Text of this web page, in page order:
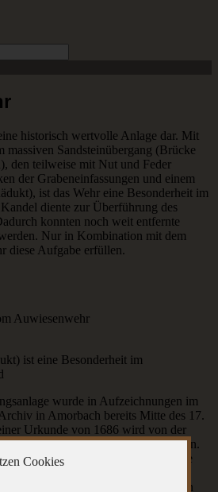
historisch wertvolle Anlage dar. Mit
massiven Sandsteinübergang (Brücke
den teilweise mit Nut und Feder
der Grabeneinfassungen und einem
ist das Wehr eine Besonderheit im
diente zur Überführung des
konnten noch weit entfernte
Nur in Kombination mit dem
diese Aufgabe erfüllen.
Auwiesenwehr
ist eine Besonderheit im
wurde in Aufzeichnungen im
in Amorbach bereits Mitte des 17.
Urkunde von 1686 wird von der
und der Fronhartsau geschrieben.
langen U-förmigen Steinrinnen, die
im Bachbett abstützen. Die eine
und ist aus einem einzigen großen
Cookies